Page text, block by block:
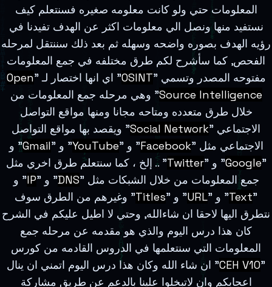
المعلومات حتي ولو كانت معلومه صغيره فسنتعلم كيف
نستفيد منها ونصل الي معلومات اكثر عن الهدف تفيدنا في
رؤيه الهدف بصوره واضحه وسهله ثم بعد ذلك سننتقل لمرحله
الفحص, كما سأشرح لكم طرق مختلفه في جمع المعلومات
مفتوحه المصدر وتسمي "OSINT" اي انها اختصار لـ "Open
Source Intelligence" وهي مرحله جمع المعلومات من
خلال طرق متعدده ومتاحه مجانا ومنها مواقع التواصل
الاجتماعي "Social Network" ويقصد بها مواقع التواصل
الاجتماعي مثل "Facebook" و "YouTube" و "Gmail" و
"
Google" و "Twitter" .. إلخ ، كما سنتعلم طرق اخري مثل
جمع المعلومات من خلال الشبكات مثل "DNS" و "IP" و
"
Text" و "URL" و "Titles" وغيرهم من الطرق سوف
نتطرق اليها لاحقا ان شاءالله, وحتي لا اطيل عليكم في الشرح
كان هذا درس اليوم والذي هو مقدمه عن مرحله جمع
المعلومات التي سنتعلمها في الدروس القادمه من كورس
"
CEH V10" ان شاء الله وكان هذا درس اليوم اتمني ان ينال
اعجابكم وان لاتبخلوا علينا بالدعم عن طريق مشاركة